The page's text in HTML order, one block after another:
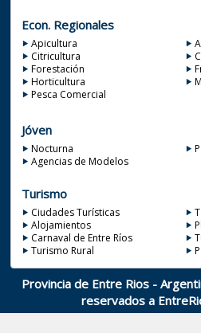
Econ. Regionales
Apicultura
Citricultura
Forestación
Horticultura
Pesca Comercial
Jóven
Nocturna
Agencias de Modelos
Turismo
Ciudades Turísticas
Alojamientos
Carnaval de Entre Ríos
Turismo Rural
Provincia de Entre Rios -
reservados a